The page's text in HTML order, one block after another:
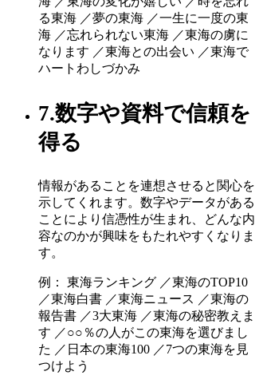
る東海 ／夢の東海 ／一生に一度の東
海 ／忘れられない東海 ／東海の虜に
なります ／東海との出会い ／東海で
ハートわしづかみ
7.数字や資料で信頼を
得る
情報があることを連想させると関心を
示してくれます。数字やデータがある
ことにより信憑性が生まれ、どんな内
容なのかが興味をもたれやすくなりま
す。
例： 東海ランキング ／東海のTOP10
／東海白書 ／東海ニュース ／東海の
報告書 ／3大東海 ／東海の秘密教えま
す ／○○％の人がこの東海を選びまし
た ／日本の東海100 ／7つの東海を見
つけよう